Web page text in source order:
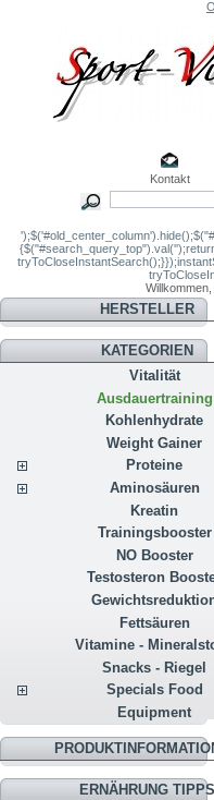
Kontakt
Willkommen,
HERSTELLER
KATEGORIEN
Vitalität
Ausdauertraining
Kohlenhydrate
Weight Gainer
Proteine
Aminosäuren
Kreatin
Trainingsbooster
NO Booster
Testosteron
Fettsäuren
Vitamine -
Snacks - Riegel
Specials Food
Equipment
ERNÄHRUNG TIPPS